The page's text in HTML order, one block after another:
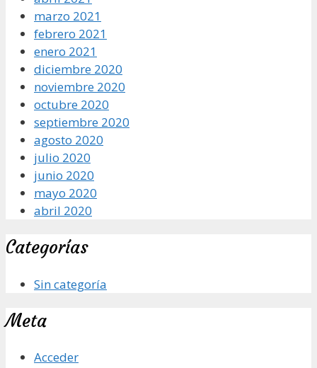
marzo 2021
febrero 2021
enero 2021
diciembre 2020
noviembre 2020
octubre 2020
septiembre 2020
agosto 2020
julio 2020
junio 2020
mayo 2020
abril 2020
Categorías
Sin categoría
Meta
Acceder